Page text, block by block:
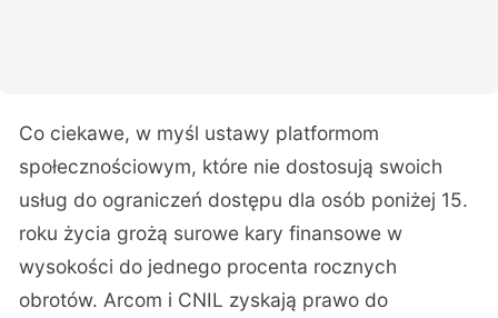
Co ciekawe, w myśl ustawy platformom
społecznościowym, które nie dostosują swoich
usług do ograniczeń dostępu dla osób poniżej 15.
roku życia grożą surowe kary finansowe w
wysokości do jednego procenta rocznych
obrotów. Arcom i CNIL zyskają prawo do